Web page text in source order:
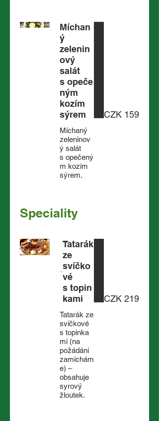
Míchan
ý
zelenin
ový
salát
s opeče
ným
kozím
sýrem
Míchaný
zeleninov
ý salát
s opečený
m kozím
sýrem.
CZK 159
Speciality
Tatarák
ze
svíčko
vé
s topin
kami
Tatarák ze
svíčkové
s topinka
mi (na
požádání
zamíchám
e) –
obsahuje
syrový
žloutek.
CZK 219